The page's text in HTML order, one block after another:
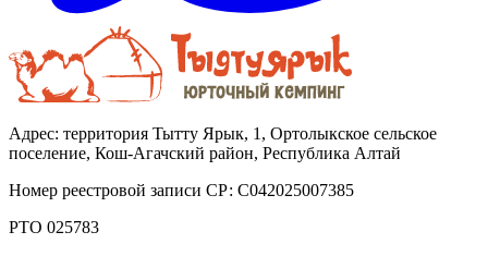
Адрес: территория Тытту Ярык, 1, Ортолыкское сельское
поселение, Кош-Агачский район, Республика Алтай
Номер реестровой записи СР: С042025007385
РТО 025783